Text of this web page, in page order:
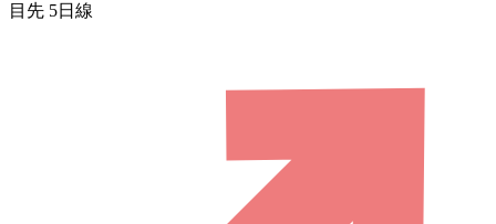
目先 5日線